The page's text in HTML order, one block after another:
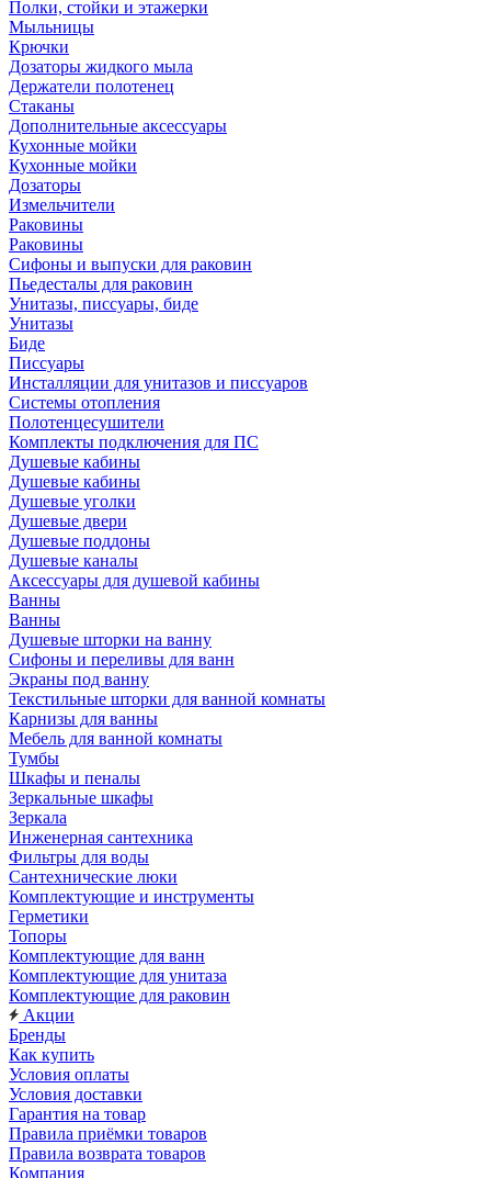
Полки, стойки и этажерки
Мыльницы
Крючки
Дозаторы жидкого мыла
Держатели полотенец
Стаканы
Дополнительные аксессуары
Кухонные мойки
Кухонные мойки
Дозаторы
Измельчители
Раковины
Раковины
Сифоны и выпуски для раковин
Пьедесталы для раковин
Унитазы, писсуары, биде
Унитазы
Биде
Писсуары
Инсталляции для унитазов и писсуаров
Системы отопления
Полотенцесушители
Комплекты подключения для ПС
Душевые кабины
Душевые кабины
Душевые уголки
Душевые двери
Душевые поддоны
Душевые каналы
Аксессуары для душевой кабины
Ванны
Ванны
Душевые шторки на ванну
Сифоны и переливы для ванн
Экраны под ванну
Текстильные шторки для ванной комнаты
Карнизы для ванны
Мебель для ванной комнаты
Тумбы
Шкафы и пеналы
Зеркальные шкафы
Зеркала
Инженерная сантехника
Фильтры для воды
Сантехнические люки
Комплектующие и инструменты
Герметики
Топоры
Комплектующие для ванн
Комплектующие для унитаза
Комплектующие для раковин
Акции
Бренды
Как купить
Условия оплаты
Условия доставки
Гарантия на товар
Правила приёмки товаров
Правила возврата товаров
Компания